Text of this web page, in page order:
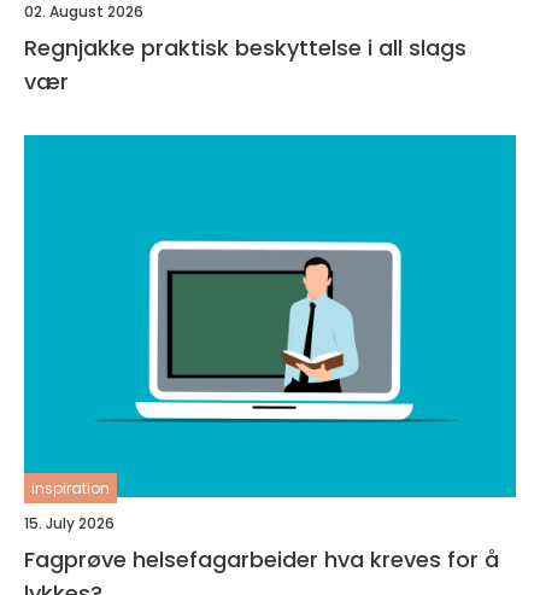
02. August 2026
Regnjakke praktisk beskyttelse i all slags
vær
inspiration
15. July 2026
Fagprøve helsefagarbeider hva kreves for å